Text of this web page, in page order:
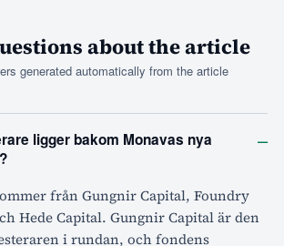
about the article
generated automatically from the article
ligger bakom Monavas nya
–
från Gungnir Capital, Foundry
Hede Capital. Gungnir Capital är den
i rundan, och fondens